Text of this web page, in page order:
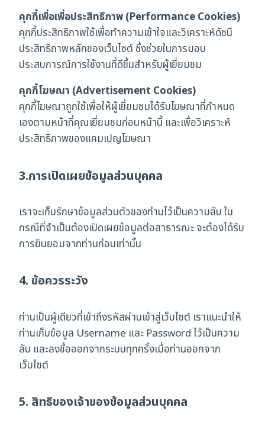
คุกกี้เพื่อเพื่อประสิทธิภาพ (Performance Cookies)
คุกกี้ประสิทธิภาพใช้เพื่อทำความเข้าใจและวิเคราะห์ดัชนี
ประสิทธิภาพหลักของเว็บไซต์ ซึ่งช่วยในการมอบ
ประสบการณ์การใช้งานที่ดีขึ้นสำหรับผู้เยี่ยมชม
คุกกี้โฆษณา (Advertisement Cookies)
คุกกี้โฆษณาถูกใช้เพื่อให้ผู้เยี่ยมชมได้รับโฆษณาที่กำหนด
เองตามหน้าที่คุณเยี่ยมชมก่อนหน้านี้ และเพื่อวิเคราะห์
ประสิทธิภาพของแคมเปญโฆษณา
3.การเปิดเผยข้อมูลส่วนบุคคล
เราจะเก็บรักษาข้อมูลส่วนตัวของท่านไว้เป็นความลับ ใน
กรณีที่จำเป็นต้องเปิดเผยข้อมูลต่อสาธารณะ จะต้องได้รับ
การยินยอมจากท่านก่อนเท่านั้น
4. ข้อควรระวัง
ท่านเป็นผู้เดียวที่เข้าถึงรหัสผ่านเข้าสู่เว็บไซต์ เราแนะนำให้
ท่านเก็บข้อมูล Username และ Password ไว้เป็นความ
ลับ และลงชื่อออกจากระบบทุกครั้งเมื่อท่านออกจาก
เว็บไซต์
5. สิทธิของเจ้าของข้อมูลส่วนบุคคล